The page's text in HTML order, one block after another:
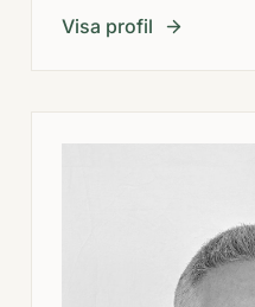
teknikoptimist med
Visa profil